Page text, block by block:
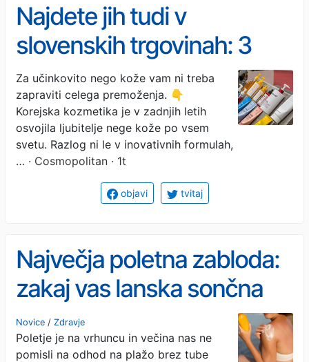
Najdete jih tudi v
slovenskih trgovinah: 3
kozmetične znamke, ki so
postale pravi hit (in ne
bodo izpraznile vaše
denarnice)
Za učinkovito nego kože vam ni treba
zapraviti celega premoženja. 👇
Korejska kozmetika je v zadnjih letih
osvojila ljubitelje nege kože po vsem
svetu. Razlog ni le v inovativnih formulah,
… · Cosmopolitan · 1t
objavi tvitaj
Največja poletna zabloda:
zakaj vas lanska sončna
krema lahko nevarno
opeče?
Novice / Zdravje
Poletje je na vrhuncu in večina nas ne
pomisli na odhod na plažo brez tube